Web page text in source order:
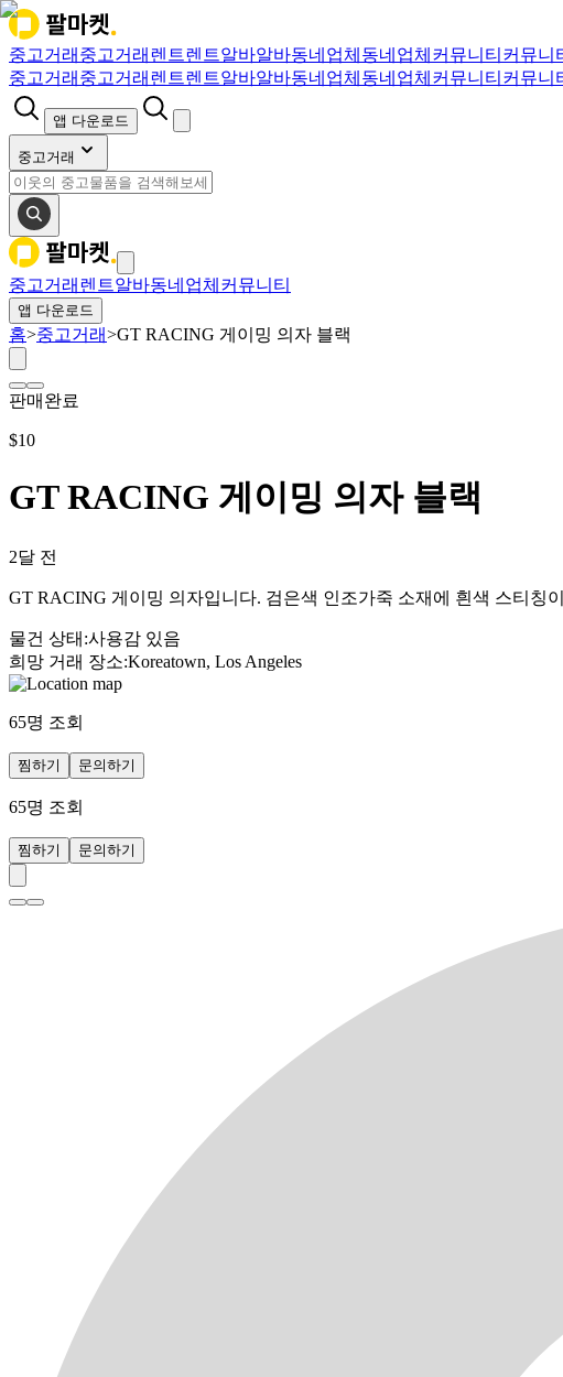
중고거래 중고거래 렌트렌트알바알바동네업체 동네업체 커뮤니티 커뮤니
중고거래 중고거래 렌트렌트알바알바동네업체 동네업체 커뮤니티 커뮤니
앱 다운로드
중고거래
중고거래 렌트알바동네업체 커뮤니티
앱 다운로드
홈>중고거래>GT RACING 게이밍 의자 블랙
판매완료
$10
GT RACING 게이밍 의자 블랙
2달 전
GT RACING 게이밍 의자입니다. 검은색 인조가죽 소재에 흰색 스티칭
물건 상태 :사용감 있음
희망 거래 장소:Koreatown, Los Angeles
65명 조회
찜하기 문의하기
65명 조회
찜하기 문의하기